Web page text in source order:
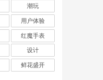
潮玩
用户体验
红魔手表
设计
鲜花盛开